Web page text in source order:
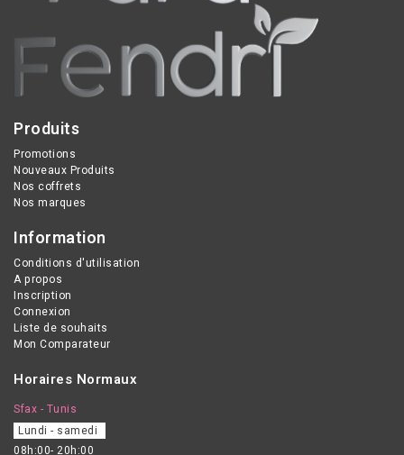
Produits
Promotions
Nouveaux Produits
Nos coffrets
Nos marques
Information
Conditions d'utilisation
A propos
Inscription
Connexion
Liste de souhaits
Mon Comparateur
Horaires Normaux
Sfax - Tunis
Lundi - samedi
08h:00- 20h:00